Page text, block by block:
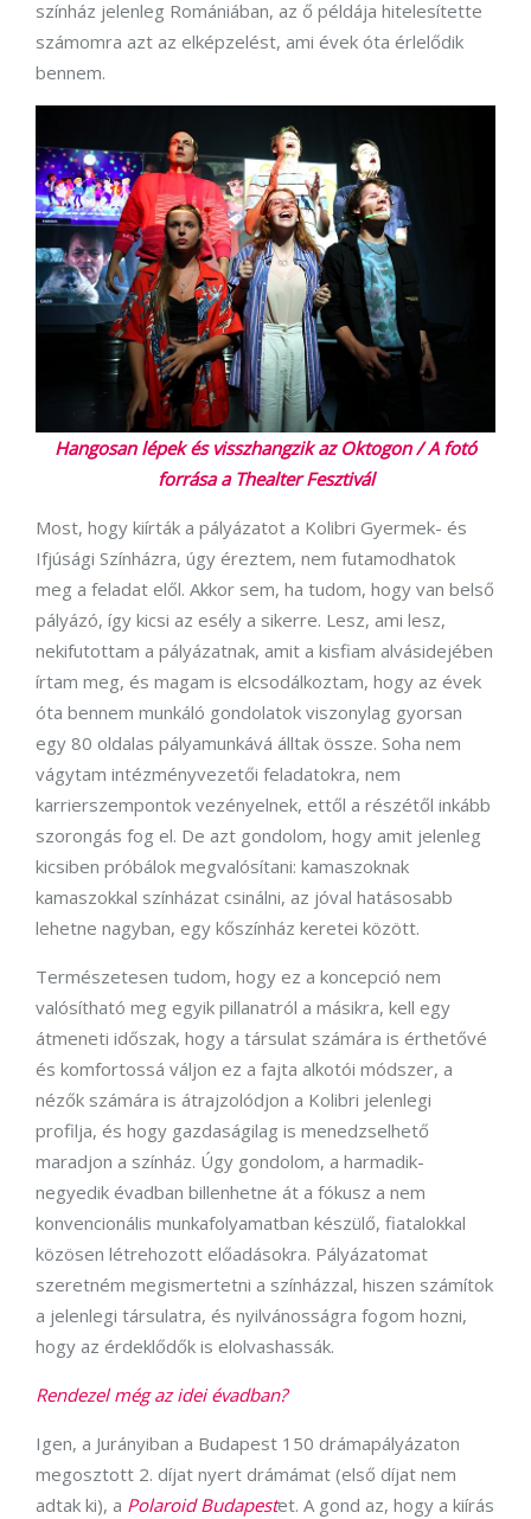
színház jelenleg Romániában, az ő példája hitelesítette
számomra azt az elképzelést, ami évek óta érlelődik
bennem.
Hangosan lépek és visszhangzik az Oktogon / A fotó
forrása a Thealter Fesztivál
Most, hogy kiírták a pályázatot a Kolibri Gyermek- és
Ifjúsági Színházra, úgy éreztem, nem futamodhatok
meg a feladat elől. Akkor sem, ha tudom, hogy van belső
pályázó, így kicsi az esély a sikerre. Lesz, ami lesz,
nekifutottam a pályázatnak, amit a kisfiam alvásidejében
írtam meg, és magam is elcsodálkoztam, hogy az évek
óta bennem munkáló gondolatok viszonylag gyorsan
egy 80 oldalas pályamunkává álltak össze. Soha nem
vágytam intézményvezetői feladatokra, nem
karrierszempontok vezényelnek, ettől a részétől inkább
szorongás fog el. De azt gondolom, hogy amit jelenleg
kicsiben próbálok megvalósítani: kamaszoknak
kamaszokkal színházat csinálni, az jóval hatásosabb
lehetne nagyban, egy kőszínház keretei között.
Természetesen tudom, hogy ez a koncepció nem
valósítható meg egyik pillanatról a másikra, kell egy
átmeneti időszak, hogy a társulat számára is érthetővé
és komfortossá váljon ez a fajta alkotói módszer, a
nézők számára is átrajzolódjon a Kolibri jelenlegi
profilja, és hogy gazdaságilag is menedzselhető
maradjon a színház. Úgy gondolom, a harmadik-
negyedik évadban billenhetne át a fókusz a nem
konvencionális munkafolyamatban készülő, fiatalokkal
közösen létrehozott előadásokra. Pályázatomat
szeretném megismertetni a színházzal, hiszen számítok
a jelenlegi társulatra, és nyilvánosságra fogom hozni,
hogy az érdeklődők is elolvashassák.
Rendezel még az idei évadban?
Igen, a Jurányiban a Budapest 150 drámapályázaton
megosztott 2. díjat nyert drámámat (első díjat nem
adtak ki), a Polaroid Budapestet. A gond az, hogy a kiírás